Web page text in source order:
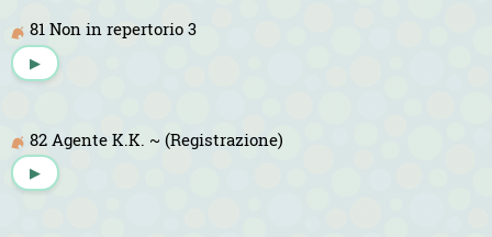
81 Non in repertorio 3
▶
82 Agente K.K. ~ (Registrazione)
▶